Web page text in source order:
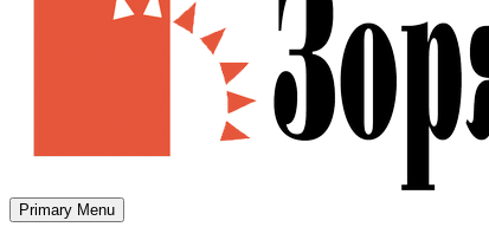
Зоря Полтавщини
Зоря Полтавщини
Primary Menu